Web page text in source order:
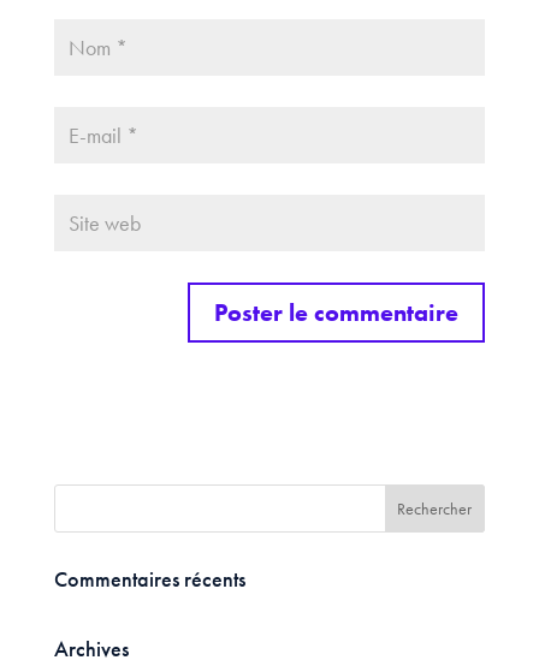
Commentaires récents
Archives